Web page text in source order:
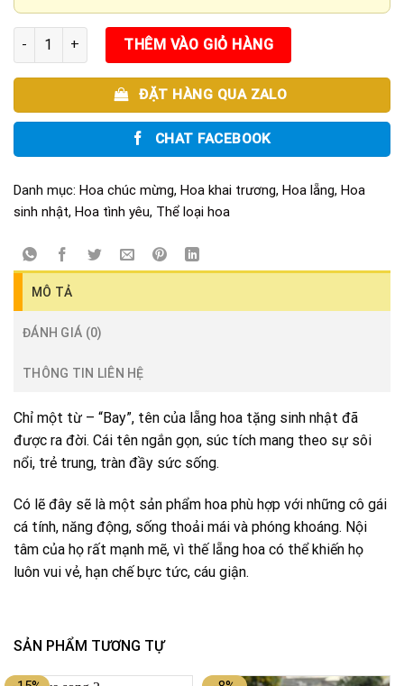
Bay cao lên số lượngTHÊM VÀO GIỎ HÀNG
ĐẶT HÀNG QUA ZALO
CHAT FACEBOOK
Danh mục: Hoa chúc mừng, Hoa khai trương, Hoa lẵng, Hoa
sinh nhật, Hoa tình yêu, Thể loại hoa
MÔ TẢ
ĐÁNH GIÁ (0)
THÔNG TIN LIÊN HỆ
Chỉ một từ – “Bay”, tên của lẵng hoa tặng sinh nhật đã
được ra đời. Cái tên ngắn gọn, súc tích mang theo sự sôi
nổi, trẻ trung, tràn đầy sức sống.
Có lẽ đây sẽ là một sản phẩm hoa phù hợp với những cô gái
cá tính, năng động, sống thoải mái và phóng khoáng. Nội
tâm của họ rất mạnh mẽ, vì thế lẵng hoa có thể khiến họ
luôn vui vẻ, hạn chế bực tức, cáu giận.
SẢN PHẨM TƯƠNG TỰ